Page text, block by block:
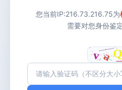
您当前IP:216.73.216.75为
需要对您身份鉴